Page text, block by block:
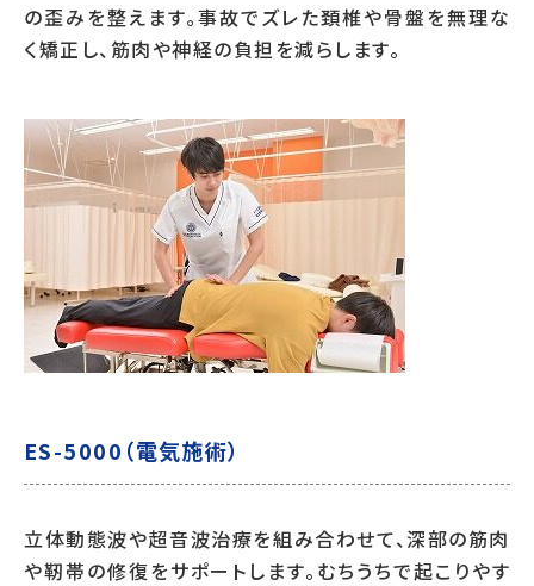
の歪みを整えます。事故でズレた頚椎や骨盤を無理な
く矯正し、筋肉や神経の負担を減らします。
ES-5000（電気施術）
立体動態波や超音波治療を組み合わせて、深部の筋肉
や靭帯の修復をサポートします。むちうちで起こりやす